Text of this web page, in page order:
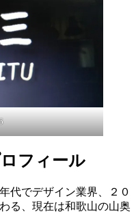
フィール
代でデザイン業界、２０
る、現在は和歌山の山奥